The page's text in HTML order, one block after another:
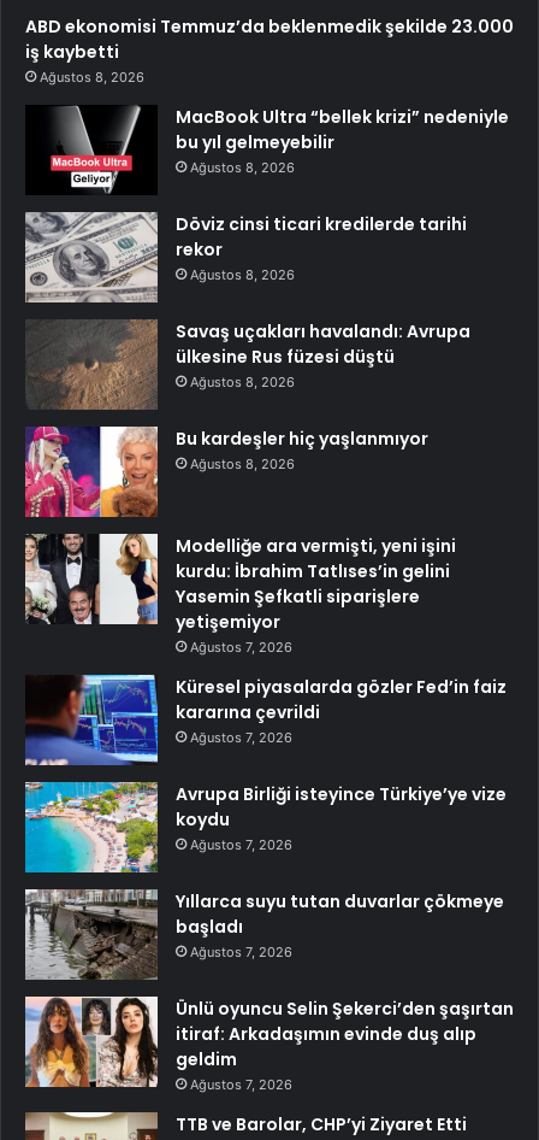
ABD ekonomisi Temmuz’da beklenmedik şekilde 23.000
iş kaybetti
Ağustos 8, 2026
MacBook Ultra “bellek krizi” nedeniyle
bu yıl gelmeyebilir
Ağustos 8, 2026
Döviz cinsi ticari kredilerde tarihi
rekor
Ağustos 8, 2026
Savaş uçakları havalandı: Avrupa
ülkesine Rus füzesi düştü
Ağustos 8, 2026
Bu kardeşler hiç yaşlanmıyor
Ağustos 8, 2026
Modelliğe ara vermişti, yeni işini
kurdu: İbrahim Tatlıses’in gelini
Yasemin Şefkatli siparişlere
yetişemiyor
Ağustos 7, 2026
Küresel piyasalarda gözler Fed’in faiz
kararına çevrildi
Ağustos 7, 2026
Avrupa Birliği isteyince Türkiye’ye vize
koydu
Ağustos 7, 2026
Yıllarca suyu tutan duvarlar çökmeye
başladı
Ağustos 7, 2026
Ünlü oyuncu Selin Şekerci’den şaşırtan
itiraf: Arkadaşımın evinde duş alıp
geldim
Ağustos 7, 2026
TTB ve Barolar, CHP’yi Ziyaret Etti